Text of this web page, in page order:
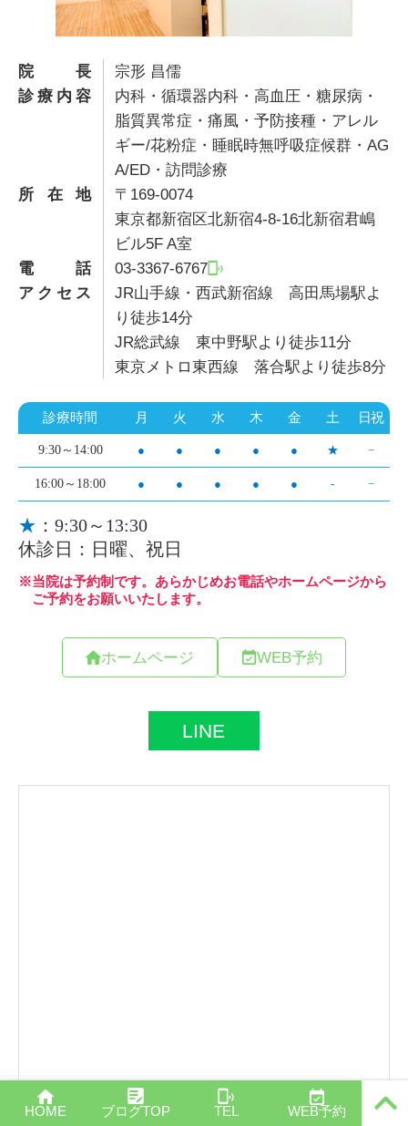
院長
宗形 昌儒
診療内容
内科・循環器内科・高血圧・糖尿病・
脂質異常症・痛風・予防接種・アレル
ギー/花粉症・睡眠時無呼吸症候群・AG
A/ED・訪問診療
所在地
〒169-0074
東京都新宿区北新宿4-8-16北新宿君嶋
ビル5F A室
電話
03-3367-6767
アクセス
JR山手線・西武新宿線 高田馬場駅よ
り徒歩14分
JR総武線 東中野駅より徒歩11分
東京メトロ東西線 落合駅より徒歩8分
ホームページ WEB予約
LINE
HOME ブログTOP TEL WEB予約
PAGE T
OP